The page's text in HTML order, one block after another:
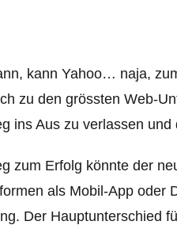
kann Yahoo… naja,
zu den grössten Web-
ins Aus zu verlassen
zum Erfolg könnte der
als Mobil-App oder
Der Hauptunterschied